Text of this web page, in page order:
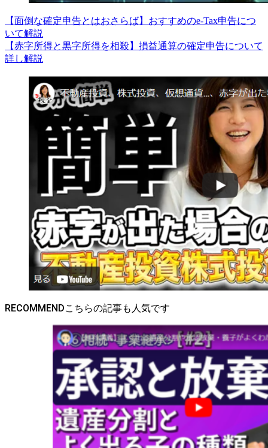
【面倒な確定申告とはおさらば】おすすめのe-Tax申告につ
いて解説
【赤字所得と黒字所得を相殺】損益通算の確定申告について
詳し解説
RECOMMEND